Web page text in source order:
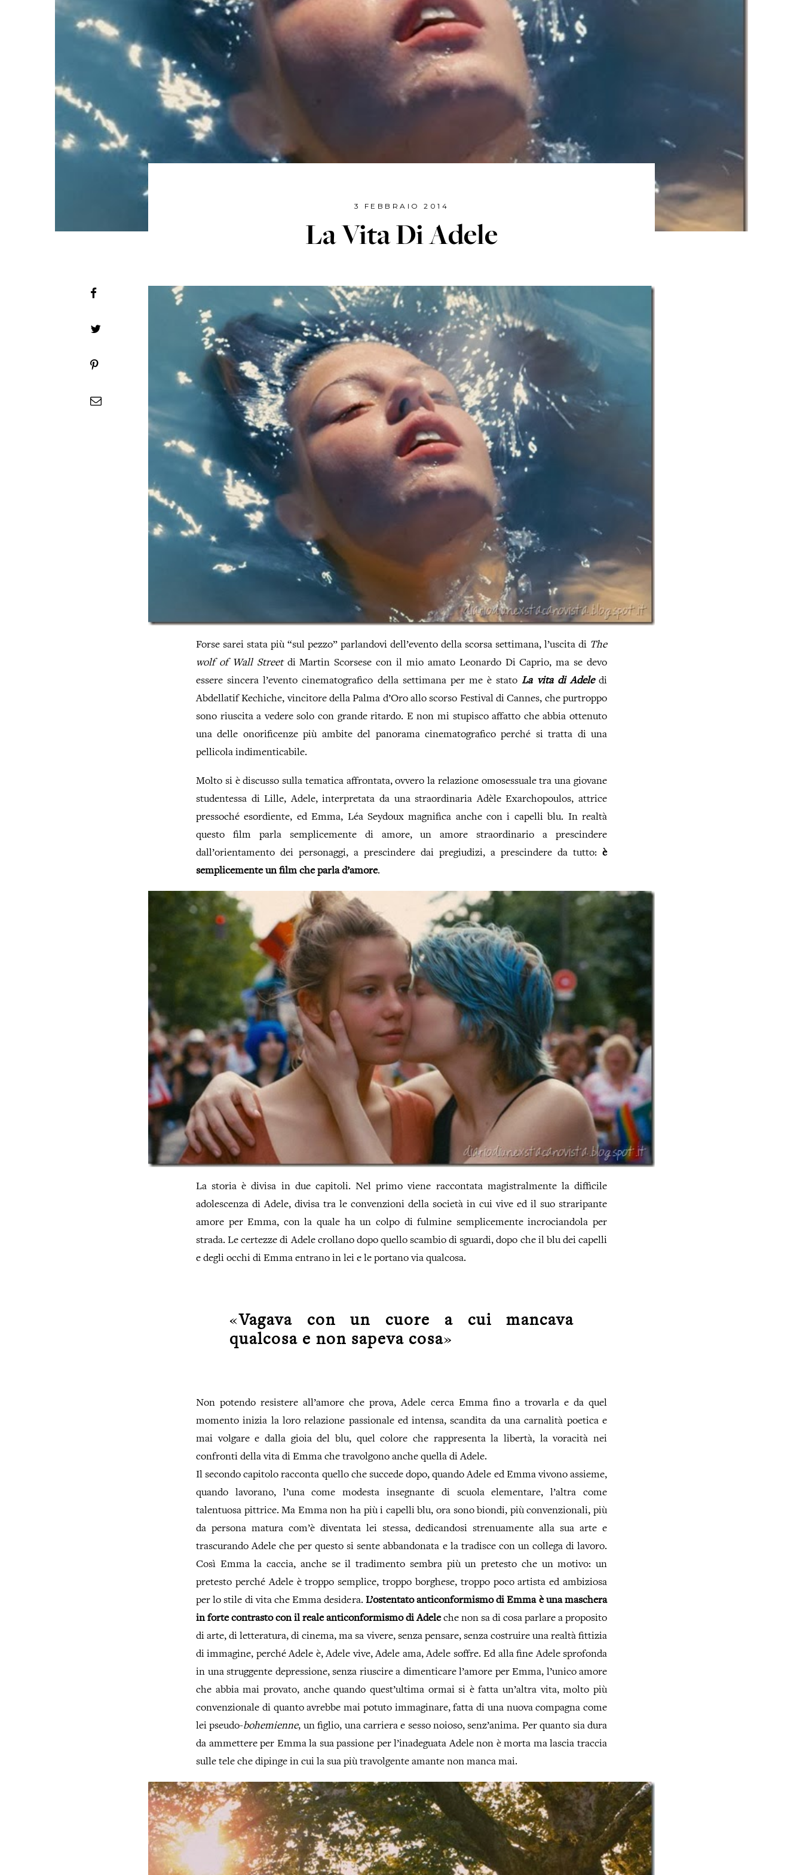
3 FEBBRAIO 2014
La Vita Di Adele
Forse sarei stata più “sul pezzo” parlandovi dell’evento della scorsa settimana, l’uscita di The
wolf of Wall Streetdi Martin Scorsese con il mio amato Leonardo Di Caprio, ma se devo
essere sincera l’evento cinematografico della settimana per me è statoLa vita di Adeledi
Abdellatif Kechiche, vincitore della Palma d’Oro allo scorso Festival di Cannes, che purtroppo
sono riuscita a vedere solo con grande ritardo. E non mi stupisco affatto che abbia ottenuto
una delle onorificenze più ambite del panorama cinematografico perché si tratta di una
pellicola indimenticabile.
Molto si è discusso sulla tematica affrontata, ovvero la relazione omosessuale tra una giovane
studentessa di Lille, Adele, interpretata da una straordinaria Adèle Exarchopoulos, attrice
pressoché esordiente, ed Emma, Léa Seydoux magnifica anche con i capelli blu. In realtà
questo film parla semplicemente di amore, un amore straordinario a prescindere
dall’orientamento dei personaggi, a prescindere dai pregiudizi, a prescindere da tutto: è
semplicemente un film che parla d’amore.
La storia è divisa in due capitoli. Nel primo viene raccontata magistralmente la difficile
adolescenza di Adele, divisa tra le convenzioni della società in cui vive ed il suo straripante
amore per Emma, con la quale ha un colpo di fulmine semplicemente incrociandola per
strada. Le certezze di Adele crollano dopo quello scambio di sguardi, dopo che il blu dei capelli
e degli occhi di Emma entrano in lei e le portano via qualcosa.
«Vagava con un cuore a cui mancava
qualcosa e non sapeva cosa»
Non potendo resistere all’amore che prova, Adele cerca Emma fino a trovarla e da quel
momento inizia la loro relazione passionale ed intensa, scandita da una carnalità poetica e
mai volgare e dalla gioia del blu, quel colore che rappresenta la libertà, la voracità nei
confronti della vita di Emma che travolgono anche quella di Adele.
Il secondo capitolo racconta quello che succede dopo, quando Adele ed Emma vivono assieme,
quando lavorano, l’una come modesta insegnante di scuola elementare, l’altra come
talentuosa pittrice. Ma Emma non ha più i capelli blu, ora sono biondi, più convenzionali, più
da persona matura com’è diventata lei stessa, dedicandosi strenuamente alla sua arte e
trascurando Adele che per questo si sente abbandonata e la tradisce con un collega di lavoro.
Così Emma la caccia, anche se il tradimento sembra più un pretesto che un motivo: un
pretesto perché Adele è troppo semplice, troppo borghese, troppo poco artista ed ambiziosa
per lo stile di vita che Emma desidera. L’ostentato anticonformismo di Emma è una maschera
in forte contrasto con il reale anticonformismo di Adeleche non sa di cosa parlare a proposito
di arte, di letteratura, di cinema, ma sa vivere, senza pensare, senza costruire una realtà fittizia
di immagine, perché Adele è, Adele vive, Adele ama, Adele soffre. Ed alla fine Adele sprofonda
in una struggente depressione, senza riuscire a dimenticare l’amore per Emma, l’unico amore
che abbia mai provato, anche quando quest’ultima ormai si è fatta un’altra vita, molto più
convenzionale di quanto avrebbe mai potuto immaginare, fatta di una nuova compagna come
lei pseudo-bohemienne, un figlio, una carriera e sesso noioso, senz’anima. Per quanto sia dura
da ammettere per Emma la sua passione per l’inadeguata Adele non è morta ma lascia traccia
sulle tele che dipinge in cui la sua più travolgente amante non manca mai.